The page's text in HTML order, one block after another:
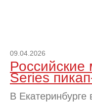
09.04.2026
Российские
Series
В Екатеринбурге